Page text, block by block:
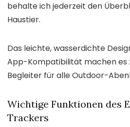
behalte ich jederzeit den
Haustier.
Das leichte, wasserdichte
App-Kompatibilität machen es
Begleiter für alle Outdoor-
Wichtige Funktionen des
Trackers